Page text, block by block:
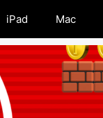
iPad Mac